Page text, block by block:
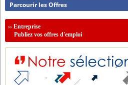
Parcourir les Offres
››Entreprise
Publiez vos offres d'emploi